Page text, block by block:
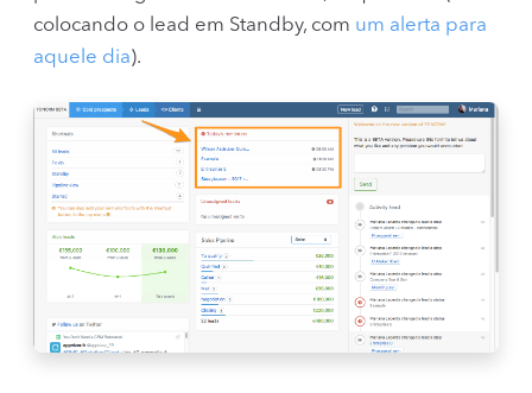
colocando o lead em Standby, com um alerta para
aquele dia).